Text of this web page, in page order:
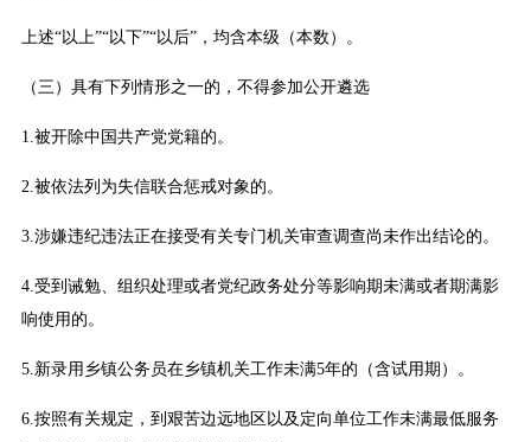
上述“以上”“以下”“以后”，均含本级（本数）。
（三）具有下列情形之一的，不得参加公开遴选
1.被开除中国共产党党籍的。
2.被依法列为失信联合惩戒对象的。
3.涉嫌违纪违法正在接受有关专门机关审查调查尚未作出结论的。
4.受到诫勉、组织处理或者党纪政务处分等影响期未满或者期满影
响使用的。
5.新录用乡镇公务员在乡镇机关工作未满5年的（含试用期）。
6.按照有关规定，到艰苦边远地区以及定向单位工作未满最低服务